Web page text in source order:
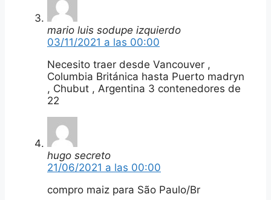
mario luis sodupe izquierdo
03/11/2021 a las 00:00
Necesito traer desde Vancouver ,
Columbia Británica hasta Puerto madryn
, Chubut , Argentina 3 contenedores de
22
hugo secreto
21/06/2021 a las 00:00
compro maiz para São Paulo/Br